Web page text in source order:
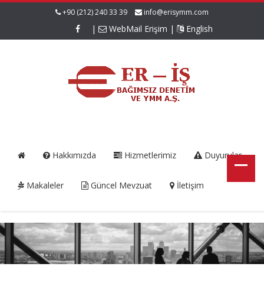
+90 (212) 240 33 39 info@erisymm.com
| WebMail Erişim | English
Hakkımızda Hizmetlerimiz Duyurular
Makaleler Güncel Mevzuat İletişim